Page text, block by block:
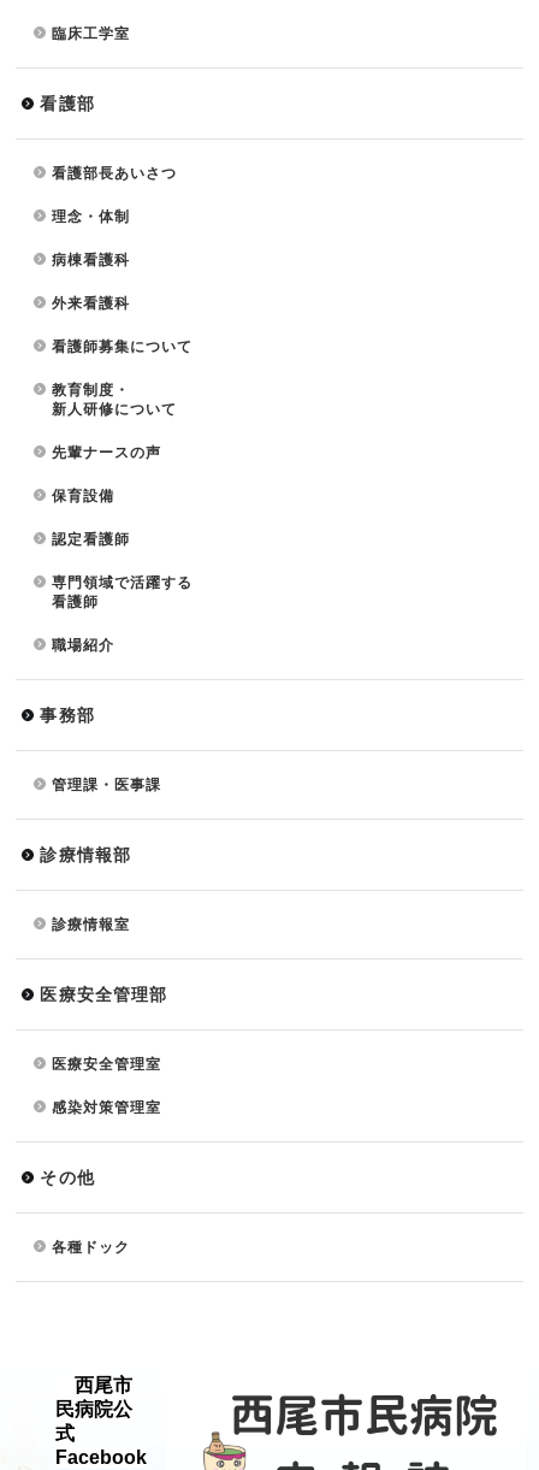
臨床工学室
看護部
看護部長あいさつ
理念・体制
病棟看護科
外来看護科
看護師募集について
教育制度・
新人研修について
先輩ナースの声
保育設備
認定看護師
専門領域で活躍する
看護師
職場紹介
事務部
管理課・医事課
診療情報部
診療情報室
医療安全管理部
医療安全管理室
感染対策管理室
その他
各種ドック
西尾市
民病院公
式
Facebook